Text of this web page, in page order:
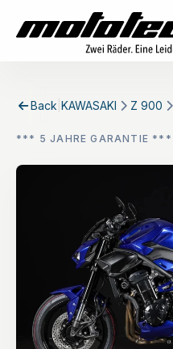
Back KAWASAKI Z 900
*** 5 JAHRE GARANTIE ***